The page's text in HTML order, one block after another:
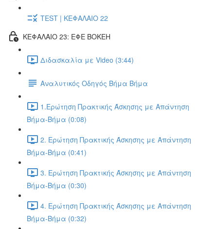
TEST | ΚΕΦΑΛΑΙΟ 22
ΚΕΦΑΛΑΙΟ 23: ΕΦΕ BOKEH
Διδασκαλία με Video (3:44)
Αναλυτικός Οδηγός Βήμα Βήμα
1.Ερώτηση Πρακτικής Άσκησης με Απάντηση
Βήμα-Βήμα (0:08)
2. Ερώτηση Πρακτικής Άσκησης με Απάντηση
Βήμα-Βήμα (0:41)
3. Ερώτηση Πρακτικής Άσκησης με Απάντηση
Βήμα-Βήμα (0:30)
4. Ερώτηση Πρακτικής Άσκησης με Απάντηση
Βήμα-Βήμα (0:32)